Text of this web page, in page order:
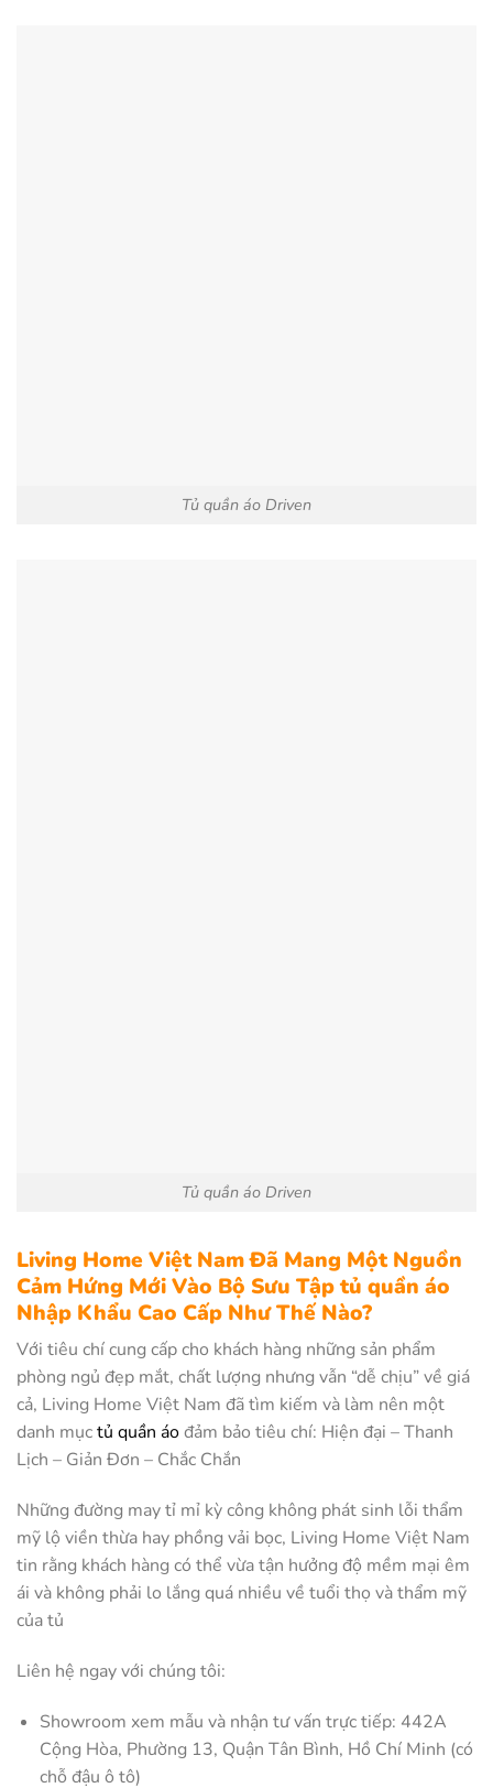
Tủ quần áo Driven
Tủ quần áo Driven
Living Home Việt Nam Đã Mang Một Nguồn
Cảm Hứng Mới Vào Bộ Sưu Tập tủ quần áo
Nhập Khẩu Cao Cấp Như Thế Nào?
Với tiêu chí cung cấp cho khách hàng những sản phẩm
phòng ngủ đẹp mắt, chất lượng nhưng vẫn “dễ chịu” về giá
cả, Living Home Việt Nam đã tìm kiếm và làm nên một
danh mụctủ quần áođảm bảo tiêu chí: Hiện đại – Thanh
Lịch – Giản Đơn – Chắc Chắn
Những đường may tỉ mỉ kỳ công không phát sinh lỗi thẩm
mỹ lộ viền thừa hay phồng vải bọc, Living Home Việt Nam
tin rằng khách hàng có thể vừa tận hưởng độ mềm mại êm
ái và không phải lo lắng quá nhiều về tuổi thọ và thẩm mỹ
của tủ
Liên hệ ngay với chúng tôi:
Showroom xem mẫu và nhận tư vấn trực tiếp: 442A
Cộng Hòa, Phường 13, Quận Tân Bình, Hồ Chí Minh (có
chỗ đậu ô tô)